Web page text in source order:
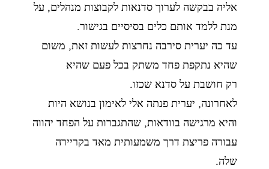
אליה בבקשה לערוך סדנאות לקבוצות מנהלים, על
מנת ללמד אותם כלים בסיסיים בגישור.
עד כה יערית סירבה נחרצות לעשות זאת, משום
שהיא נתקפת פחד משתק בכל פעם שהיא
רק חושבת על סדנא שכזו.
לאחרונה, יערית פנתה אלי לאימון בנושא היות
והיא מרגישה בוודאות, שהתגברות על הפחד יהווה
עבורה פריצת דרך משמעותית מאד בקריירה
שלה.